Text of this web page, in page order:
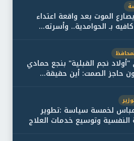
الموت بعد واقعة اعتداء
بـ الحوامدية.. وأسرته...
نجم القبلية" بنجع حمادي
حاجز الصمت: أين حقيقة...
لخمسة سياسة :تطوير
النفسية وتوسيع خدمات العلاج